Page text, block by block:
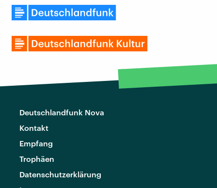
Deutschlandfunk Nova
Kontakt
Empfang
Trophäen
Datenschutzerklärung